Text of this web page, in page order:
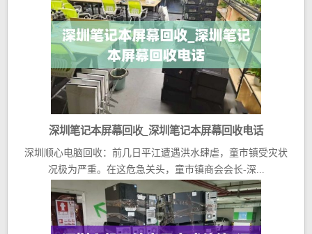
深圳笔记本屏幕回收_深圳笔记本屏幕回收电话
深圳顺心电脑回收：前几日平江遭遇洪水肆虐，童市镇受灾状
况极为严重。在这危急关头，童市镇商会会长-深...